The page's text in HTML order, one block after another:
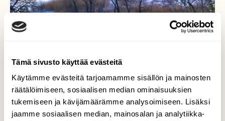
Tämä sivusto käyttää evästeitä
Käytämme evästeitä tarjoamamme sisällön ja mainosten
räätälöimiseen, sosiaalisen median ominaisuuksien
tukemiseen ja kävijämäärämme analysoimiseen. Lisäksi
jaamme sosiaalisen median, mainosalan ja analytiikka-
Kevät aamu
Hiljaisia, Kauniita ja värikkäitä hetkiä, ennen
Auringonnousua... Turku, Katariinanlaakso